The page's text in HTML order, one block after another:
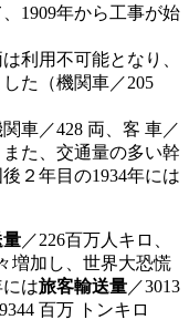
1909年から工事が始
利用不可能となり、
した（機関車／205
車／428 両、客 車／
た、交通量の多い幹
２年目の1934年には
量／226百万人キロ、
増加し、世界大恐慌
は旅客輸送量／3013
百万 トンキロ